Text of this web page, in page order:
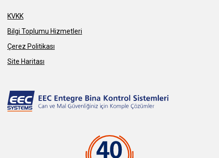
KVKK
Bilgi Toplumu Hizmetleri
Çerez Politikası
Site Haritası